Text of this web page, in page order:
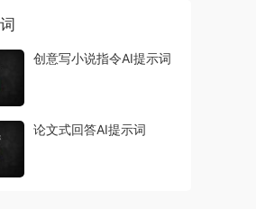
创意写小说指令AI提示词
论文式回答AI提示词